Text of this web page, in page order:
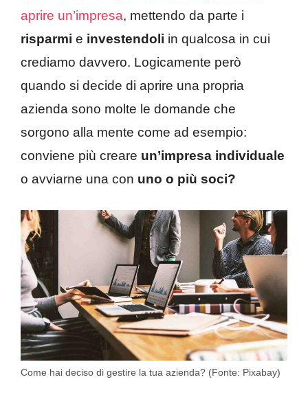
aprire un’impresa, mettendo da parte i
risparmi e investendoli in qualcosa in cui
crediamo davvero. Logicamente però
quando si decide di aprire una propria
azienda sono molte le domande che
sorgono alla mente come ad esempio:
conviene più creare un’impresa individuale
o avviarne una con uno o più soci?
Come hai deciso di gestire la tua azienda? (Fonte: Pixabay)